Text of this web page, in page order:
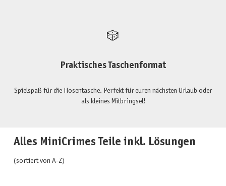
🎲
Praktisches Taschenformat
Spielspaß für die Hosentasche. Perfekt für euren nächsten Urlaub oder
als kleines Mitbringsel!
Alles MiniCrimes Teile inkl. Lösungen
(sortiert von A-Z)